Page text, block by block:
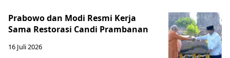
Prabowo dan Modi Resmi Kerja
Sama Restorasi Candi Prambanan
16 Juli 2026